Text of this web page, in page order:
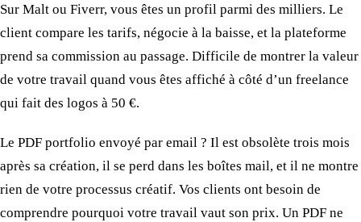
Sur Malt ou Fiverr, vous êtes un profil parmi des milliers. Le
client compare les tarifs, négocie à la baisse, et la plateforme
prend sa commission au passage. Difficile de montrer la valeur
de votre travail quand vous êtes affiché à côté d’un freelance
qui fait des logos à 50 €.
Le PDF portfolio envoyé par email ? Il est obsolète trois mois
après sa création, il se perd dans les boîtes mail, et il ne montre
rien de votre processus créatif. Vos clients ont besoin de
comprendre pourquoi votre travail vaut son prix. Un PDF ne